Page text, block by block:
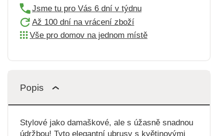
Jsme tu pro Vás 6 dní v týdnu
Až 100 dní na vrácení zboží
Vše pro domov na jednom místě
Popis
Stylové jako damaškové, ale s úžasně snadnou
údržbou! Tyto elegantní ubrusy s květinovými